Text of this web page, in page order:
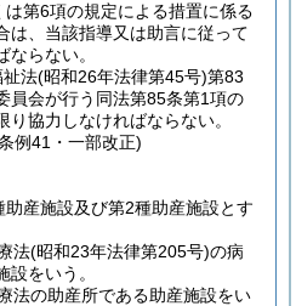
第6項の規定による措置に係る
は、当該指導又は助言に従って
らない。
祉法(昭和26年法律第45号)第83
員会が行う同法第85条第1項の
協力しなければならない。
例41・一部改正)
助産施設及び第2種助産施設とす
法(昭和23年法律第205号)の病
設をいう。
法の助産所である助産施設をい